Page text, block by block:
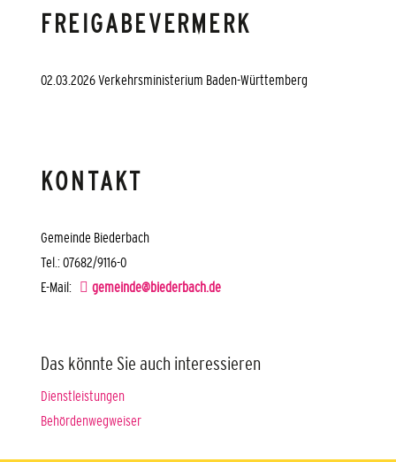
FREIGABEVERMERK
02.03.2026Verkehrsministerium Baden-Württemberg
KONTAKT
Gemeinde Biederbach
Tel.: 07682/9116-0
E-Mail:
gemeinde@biederbach.de
Das könnte Sie auch interessieren
Dienstleistungen
Behördenwegweiser